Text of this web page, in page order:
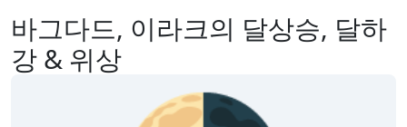
바그다드, 이라크의 달상승, 달하
강 & 위상